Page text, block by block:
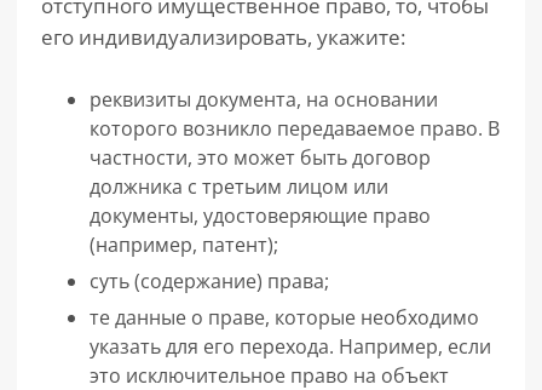
его индивидуализировать, укажите:
реквизиты документа, на основании
которого возникло передаваемое право. В
частности, это может быть договор
должника с третьим лицом или
документы, удостоверяющие право
(например, патент);
суть (содержание) права;
те данные о праве, которые необходимо
указать для его перехода. Например, если
это исключительное право на объект